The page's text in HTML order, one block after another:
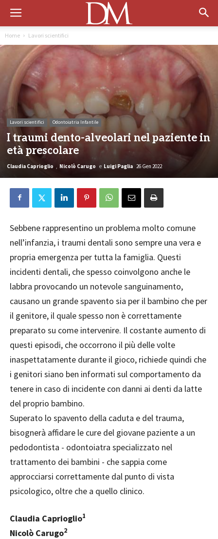
Home Lavori scientifici
Lavori scientifici Odontoiatria Infantile
I traumi dento-alveolari nel paziente in
età prescolare
Claudia Caprioglio Nicolò Carugo e Luigi Paglia 26 Gen 2022
Sebbene rappresentino un problema molto comune
nell’infanzia, i traumi dentali sono sempre una vera e
propria emergenza per tutta la famiglia. Questi
incidenti dentali, che spesso coinvolgono anche le
labbra provocando un notevole sanguinamento,
causano un grande spavento sia per il bambino che per
il genitore, il quale spesso non è correttamente
preparato su come intervenire. Il costante aumento di
questi episodi, che occorrono il più delle volte
inaspettatamente durante il gioco, richiede quindi che
i genitori siano ben informati sul comportamento da
tenere in caso di incidente con danni ai denti da latte
del proprio bambino.
Superato lo spavento della caduta e del trauma,
bisognerà affidare le cure del giovane paziente a un
pedodontista - odontoiatra specializzato nel
trattamento dei bambini - che sappia come
approcciarsi correttamente dal punto di vista
psicologico, oltre che a quello clinico.
Claudia Caprioglio1
Nicolò Carugo2